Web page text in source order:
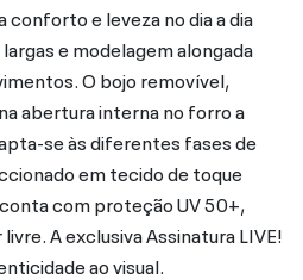
conforto e leveza no dia a dia
e modelagem alongada
O bojo removível,
abertura interna no forro a
se às diferentes fases de
em tecido de toque
com proteção UV 50+,
A exclusiva Assinatura LIVE!
ao visual.